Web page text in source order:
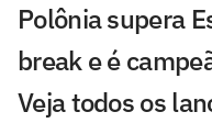
Polônia supera
break e é
Veja todos os